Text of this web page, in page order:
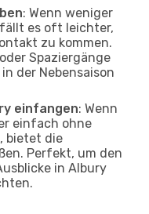
: Wenn weniger
es oft leichter,
zu kommen.
Spaziergänge
der Nebensaison
einfangen: Wenn
einfach ohne
bietet die
Perfekt, um den
in Albury